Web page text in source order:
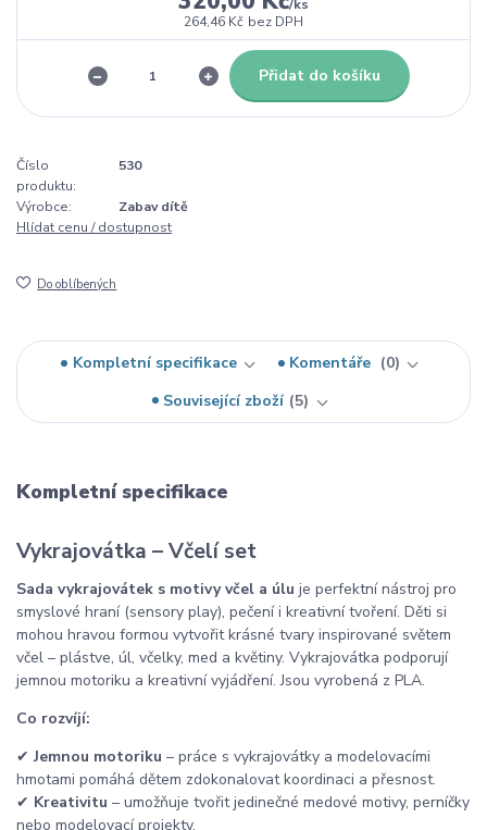
/ks
264,46 Kč bez DPH
Přidat do košíku
Číslo
produktu:
530
Výrobce:
Zabav dítě
Hlídat cenu / dostupnost
Do oblíbených
Kompletní specifikace Komentáře
0
Související zboží 5
Kompletní specifikace
Vykrajovátka – Včelí set
Sada vykrajovátek s motivy včel a úlu je perfektní nástroj pro
smyslové hraní (sensory play), pečení i kreativní tvoření. Děti si
mohou hravou formou vytvořit krásné tvary inspirované světem
včel – plástve, úl, včelky, med a květiny. Vykrajovátka podporují
jemnou motoriku a kreativní vyjádření. Jsou vyrobená z PLA.
Co rozvíjí:
✔Jemnou motoriku – práce s vykrajovátky a modelovacími
hmotami pomáhá dětem zdokonalovat koordinaci a přesnost.
✔ Kreativitu – umožňuje tvořit jedinečné medové motivy, perníčky
nebo modelovací projekty.